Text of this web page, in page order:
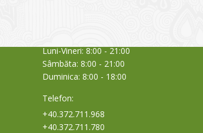
Luni-Vineri: 8:00 - 21:00
Sâmbăta: 8:00 - 21:00
Duminica: 8:00 - 18:00
Telefon:
+40.372.711.968
+40.372.711.780